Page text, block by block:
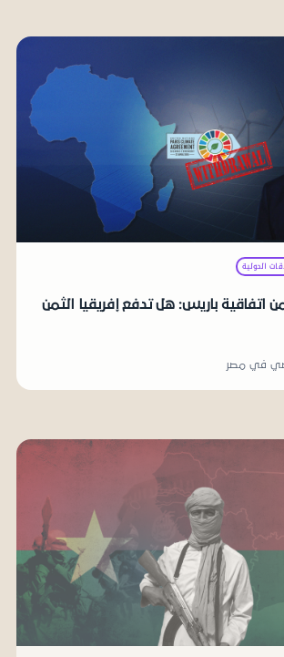
الدولية
اتفاقية باريس: هل تدفع إفريقيا الثمن
في مصر